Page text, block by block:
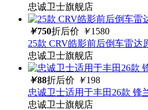
忠诚卫士旗舰店
￥750折后价 ￥1580
25款 CRV皓影前后倒车雷达
忠诚卫士旗舰店
￥88折后价 ￥198
忠诚卫士适用于丰田26款 锋
忠诚卫士旗舰店